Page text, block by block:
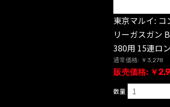
東京マルイ: コ
リーガスガン
380用 15連ロ
通常価格: ￥3,278
販売価格: ￥
数量